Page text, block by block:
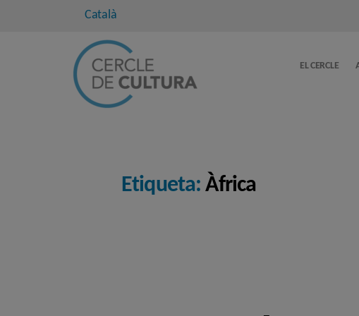
Català
EL CERCLE
Etiqueta: Àfrica